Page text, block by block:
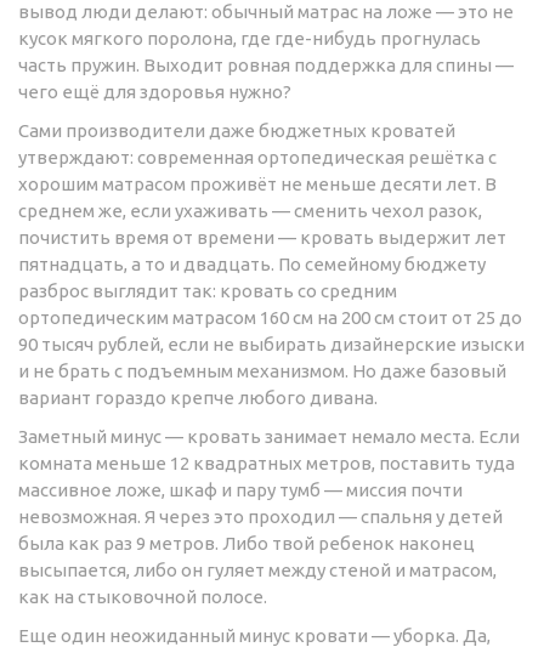
вывод люди делают: обычный матрас на ложе — это не
кусок мягкого поролона, где где-нибудь прогнулась
часть пружин. Выходит ровная поддержка для спины —
чего ещё для здоровья нужно?
Сами производители даже бюджетных кроватей
утверждают: современная ортопедическая решётка с
хорошим матрасом проживёт не меньше десяти лет. В
среднем же, если ухаживать — сменить чехол разок,
почистить время от времени — кровать выдержит лет
пятнадцать, а то и двадцать. По семейному бюджету
разброс выглядит так: кровать со средним
ортопедическим матрасом 160 см на 200 см стоит от 25 до
90 тысяч рублей, если не выбирать дизайнерские изыски
и не брать с подъемным механизмом. Но даже базовый
вариант гораздо крепче любого дивана.
Заметный минус — кровать занимает немало места. Если
комната меньше 12 квадратных метров, поставить туда
массивное ложе, шкаф и пару тумб — миссия почти
невозможная. Я через это проходил — спальня у детей
была как раз 9 метров. Либо твой ребенок наконец
высыпается, либо он гуляет между стеной и матрасом,
как на стыковочной полосе.
Еще один неожиданный минус кровати — уборка. Да,